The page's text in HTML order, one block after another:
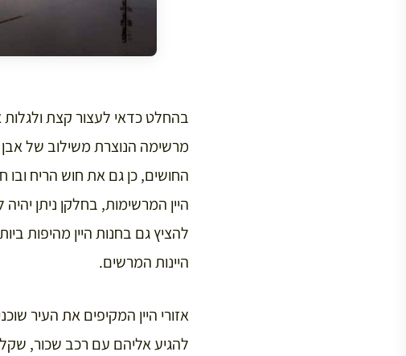
בהחלט כדאי לעצור קצת
מרשימה הנוצרת משילוב של
החושים, כן גם את חוש הריח ובו
היינות המרשים.
אזורי היין המקיפים את העיר
להגיע אליהם עם רכב שכור,